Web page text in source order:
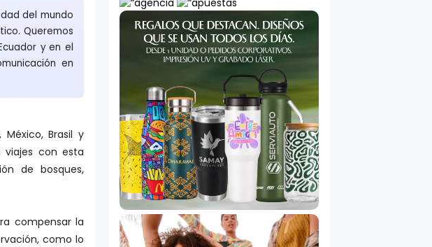
del mundo
Queremos
y en el
en
México, Brasil y
viajes con esta
de bosques,
compensar la
como lo